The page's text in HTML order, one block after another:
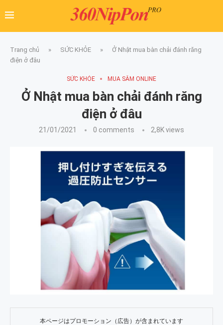
Trang chủ » SỨC KHỎE »
Ở Nhật mua bàn chải đánh răng
điện ở đâu
SỨC KHỎE MUA SẮM ONLINE
Ở Nhật mua bàn chải đánh răng
điện ở đâu
21/01/2021 0 comments 2,8Kviews
本ページはプロモーション（広告）が含まれています